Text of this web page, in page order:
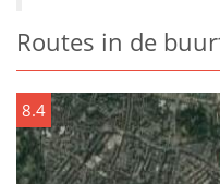
Routes in de
8.4